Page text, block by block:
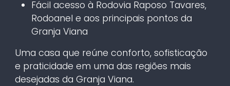
Fácil acesso à Rodovia Raposo Tavares,
Rodoanel e aos principais pontos da
Granja Viana
Uma casa que reúne conforto, sofisticação
e praticidade em uma das regiões mais
desejadas da Granja Viana.